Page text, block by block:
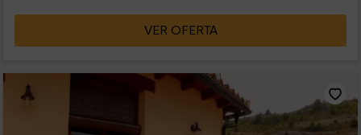
VER OFERTA